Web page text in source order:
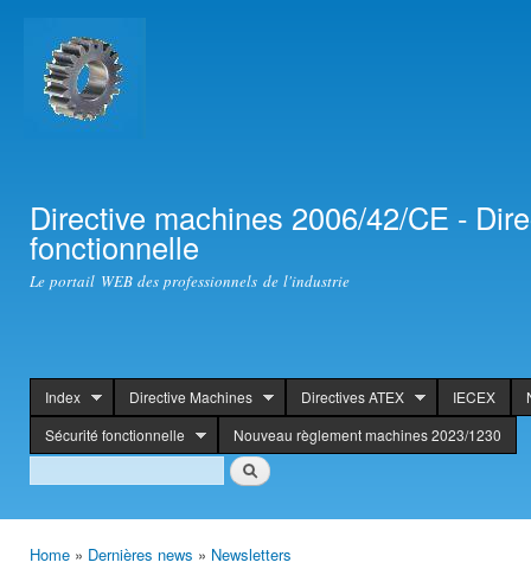
Directive machines 2006/42/CE -
fonctionnelle
Le portail WEB des professionnels de l'industrie
header
Index Directive Machines Directives ATEX IECEX
Sécurité fonctionnelle
Nouveau règlement machines 2023/1230
Search
Search
Home » Dernières news » Newsletters